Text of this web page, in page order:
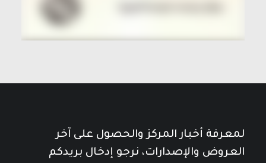
لمعرفة أخبار المركز والحصول على آخر
العروض والإصدارات، نرجو إدخال بريدكم